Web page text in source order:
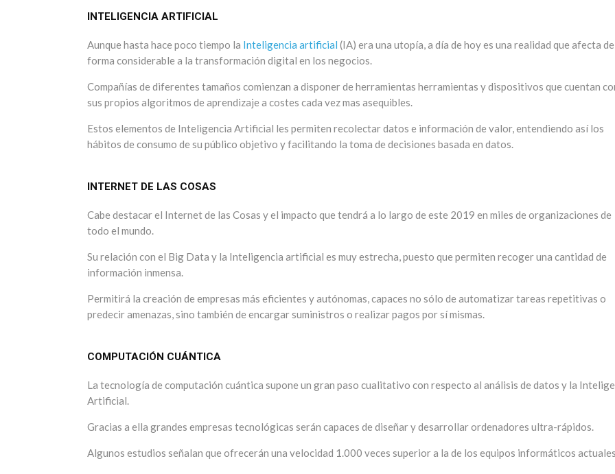
INTELIGENCIA ARTIFICIAL
Aunque hasta hace poco tiempo la Inteligencia artificial (IA) era una utopía, a día de hoy es una realidad que afecta de
forma considerable a la transformación digital en los negocios.
Compañías de diferentes tamaños comienzan a disponer de herramientas herramientas y dispositivos que cuentan
sus propios algoritmos de aprendizaje a costes cada vez mas asequibles.
Estos elementos de Inteligencia Artificial les permiten recolectar datos e información de valor, entendiendo así los
hábitos de consumo de su público objetivo y facilitando la toma de decisiones basada en datos.
INTERNET DE LAS COSAS
Cabe destacar el Internet de las Cosas y el impacto que tendrá a lo largo de este 2019 en miles de organizaciones de
todo el mundo.
Su relación con el Big Data y la Inteligencia artificial es muy estrecha, puesto que permiten recoger una cantidad de
información inmensa.
Permitirá la creación de empresas más eficientes y autónomas, capaces no sólo de automatizar tareas repetitivas o
predecir amenazas, sino también de encargar suministros o realizar pagos por sí mismas.
COMPUTACIÓN CUÁNTICA
La tecnología de computación cuántica supone un gran paso cualitativo con respecto al análisis de datos y la
Artificial.
Gracias a ella grandes empresas tecnológicas serán capaces de diseñar y desarrollar ordenadores ultra-rápidos.
Algunos estudios señalan que ofrecerán una velocidad 1.000 veces superior a la de los equipos informáticos